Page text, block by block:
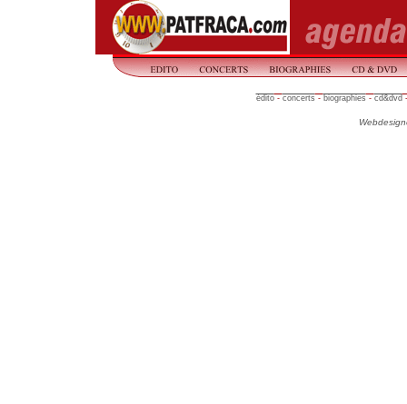
édito- concerts - biographies - cd&dvd